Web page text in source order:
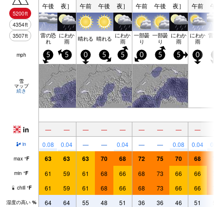
5200ft
4354ft
3507ft
午後 夜］ 午前 午後 夜］ 午前 午後 夜］ 午前 午
雷の恐
れ
にわか
雨 晴れる 晴れる にわか
雨
一部曇
り
一部曇
り
にわか
雨
にわか
雨
雷
mph 5 5 0 5 5 0 5 5 0
雪
マップ
続き
in — — — — — — — — —
in 0.08 0.04 — — 0.04 — — 0.08 0.04
max °F 63 63 63 70 68 72 75 70 68
min °F 61 59 61 68 66 68 73 66 66
chill °F 61 59 61 68 66 68 73 66 66
湿度の高い % 64 64 55 48 51 36 36 46 51